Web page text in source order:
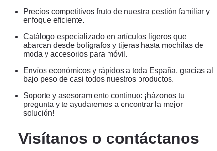
Precios competitivos fruto de nuestra gestión familiar y
enfoque eficiente.
Catálogo especializado en artículos ligeros que
abarcan desde bolígrafos y tijeras hasta mochilas de
moda y accesorios para móvil.
Envíos económicos y rápidos a toda España, gracias al
bajo peso de casi todos nuestros productos.
Soporte y asesoramiento continuo: ¡házonos tu
pregunta y te ayudaremos a encontrar la mejor
solución!
Visítanos o contáctanos